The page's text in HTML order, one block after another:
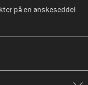
på en ønskeseddel